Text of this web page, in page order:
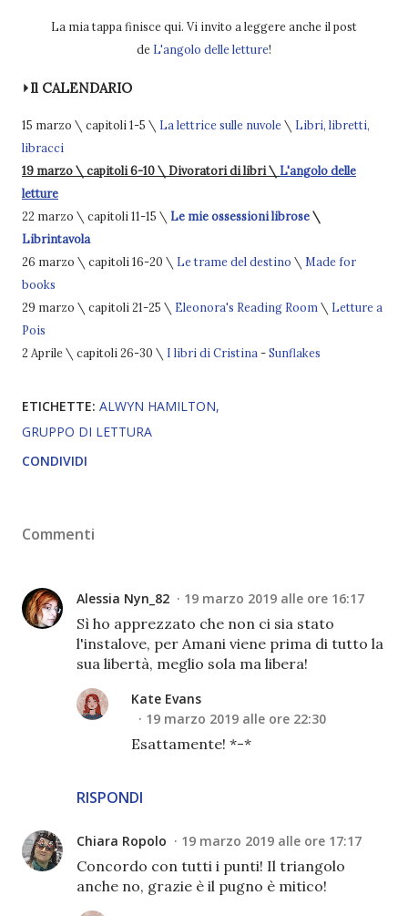
La mia tappa finisce qui. Vi invito a leggere anche il post
de L'angolo delle letture!
⏵Il CALENDARIO
15 marzo \ capitoli 1-5 \ La lettrice sulle nuvole\ Libri, libretti,
libracci
19 marzo \ capitoli 6-10 \ Divoratori di libri \ L'angolo delle
letture
22 marzo \ capitoli 11-15 \ Le mie ossessioni librose\
Librintavola
26 marzo \ capitoli 16-20 \ Le trame del destino \ Made for
books
29 marzo \ capitoli 21-25 \ Eleonora's Reading Room\ Letture a
Pois
2 Aprile \ capitoli 26-30 \ I libri di Cristina-Sunflakes
ETICHETTE: ALWYN HAMILTON
GRUPPO DI LETTURA
CONDIVIDI
Commenti
Alessia Nyn_82 19 marzo 2019 alle ore 16:17
Sì ho apprezzato che non ci sia stato
l'instalove, per Amani viene prima di tutto la
sua libertà, meglio sola ma libera!
RISPONDI
Kate Evans
19 marzo 2019 alle ore 22:30
Esattamente! *-*
Chiara Ropolo 19 marzo 2019 alle ore 17:17
Concordo con tutti i punti! Il triangolo
anche no, grazie è il pugno è mitico!